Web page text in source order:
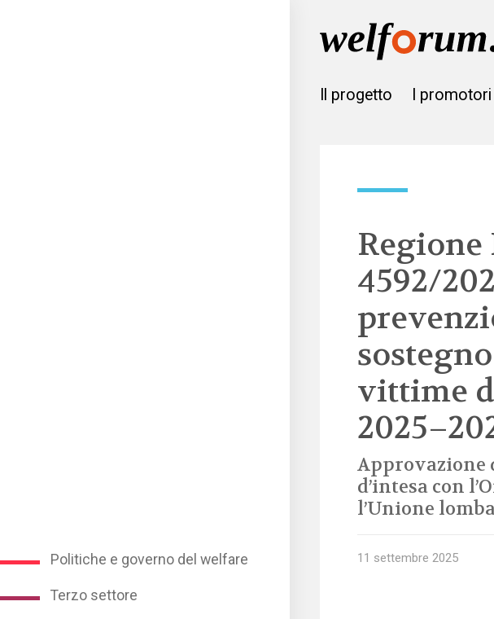
Politiche e governo del welfare
Terzo settore
Il progetto I promotori
Regione
4592/
vittime
Approvazione
d’intesa con
l’Unione
11 settembre 2025